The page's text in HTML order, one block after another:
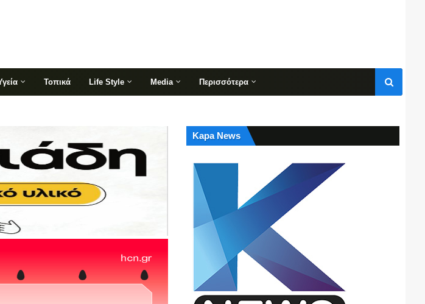
Τοπικά Life Style Media Περισσότερα
Kapa News